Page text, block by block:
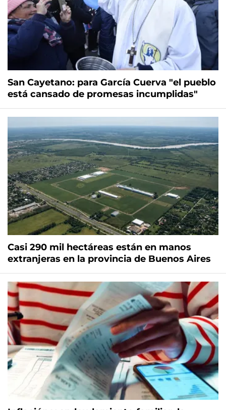
San Cayetano: para García Cuerva "el pueblo
está cansado de promesas incumplidas"
Casi 290 mil hectáreas están en manos
extranjeras en la provincia de Buenos Aires